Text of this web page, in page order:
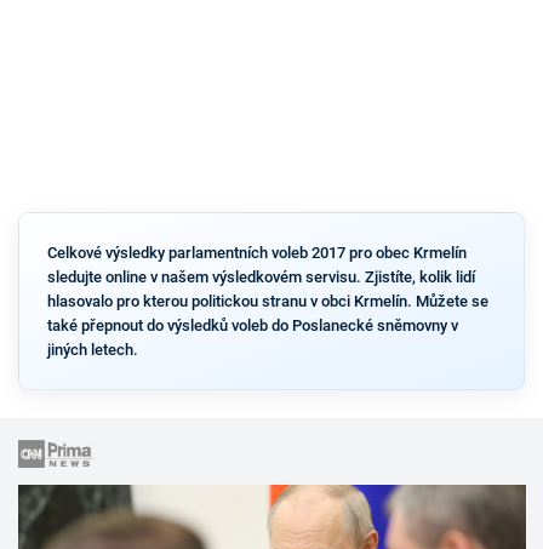
Celkové výsledky parlamentních voleb 2017 pro obec Krmelín
sledujte online v našem výsledkovém servisu. Zjistíte, kolik lidí
hlasovalo pro kterou politickou stranu v obci Krmelín. Můžete se
také přepnout do výsledků voleb do Poslanecké sněmovny v
jiných letech.